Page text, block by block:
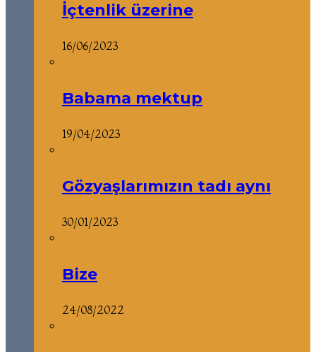
İçtenlik üzerine
16/06/2023
Babama mektup
19/04/2023
Gözyaşlarımızın tadı aynı
30/01/2023
Bize
24/08/2022